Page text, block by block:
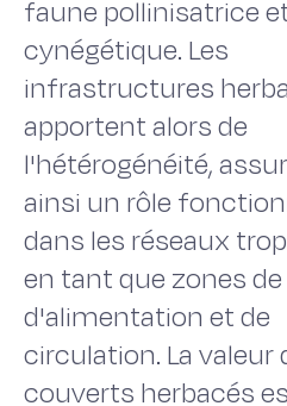
faune pollinisatrice
cynégétique. Les
infrastructures
apportent alors de
l'hétérogénéité,
ainsi un rôle
dans les réseaux
en tant que zones
d'alimentation et de
circulation. La valeur
couverts herbacés